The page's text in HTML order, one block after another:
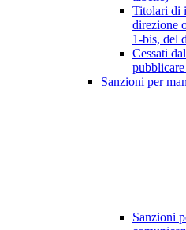
Titolari di
direzione
1-bis, del
Cessati
Sanzioni per
Sanzioni